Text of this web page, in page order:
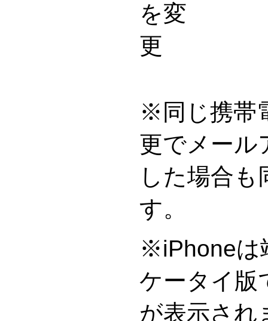
を変
※同じ携帯
更でメール
した場合も
※iPhoneは
ケータイ版
が表示され